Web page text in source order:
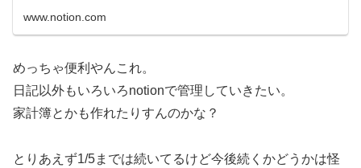
www.notion.com
めっちゃ便利やんこれ。
日記以外もいろいろnotionで管理していきたい。
家計簿とかも作れたりすんのかな？
とりあえず1/5までは続いてるけど今後続くかどうかは怪